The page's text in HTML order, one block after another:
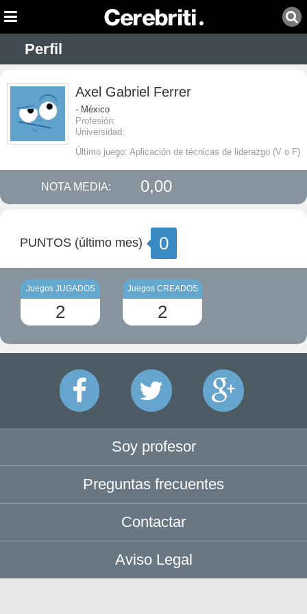
Perfil
Axel Gabriel Ferrer
- México
Profesión:
Universidad:
Último juego: Aplicación de técnicas de liderazgo (V o F)
NOTA MEDIA: 0,00
PUNTOS (último mes) 0
Juegos JUGADOS
2
Juegos CREADOS
2
Soy profesor
Preguntas frecuentes
Contactar
Aviso Legal